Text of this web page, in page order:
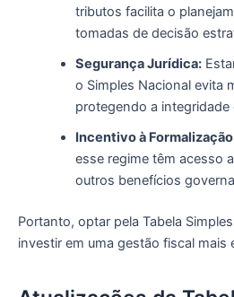
tributos facilita o
tomadas de decisão
Segurança Jurídica:
o Simples Nacional evita
protegendo a
Incentivo à
esse regime têm acesso
outros benefícios
Portanto, optar pela Tabela
investir em uma gestão fiscal mais